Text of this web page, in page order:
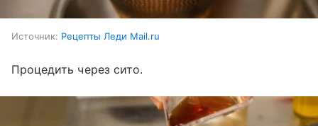
Источник: Рецепты Леди Mail.ru
Процедить через сито.